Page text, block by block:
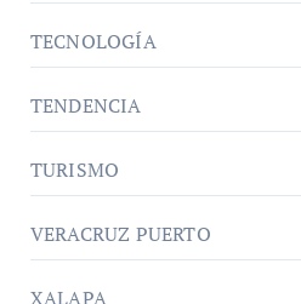
TECNOLOGÍA
TENDENCIA
TURISMO
VERACRUZ PUERTO
XALAPA